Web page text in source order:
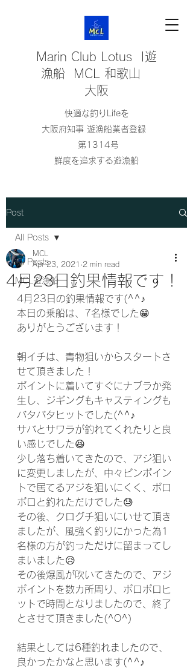
Marin Club Lotus |遊
漁船 MCL 和歌山
大阪
快適な釣りLifeを
大阪府知事 遊漁船業者登録
第1314号
鮮度を追求する遊漁船
Post
All Posts
MCL遊漁船
All Posts
4月23日釣果情報です！
MCL
Apr 23, 2021
2 min read
4月23日の釣果情報です(^^♪
本日の乗船は、7名様でした😁
ありがとうございます！
朝イチは、青物狙いからスタートさ
せて頂きました！
ポイントに着いてすぐにナブラか発
生し、ジギングもキャスティングも
バタバタヒットでした(^^♪
サバとサワラが釣れてくれたりと良
い感じでした😆
少し落ち着いてきたので、アジ狙い
に変更しましたが、中々ピンポイン
トで居てるアジを狙いにくく、ポロ
ポロと釣れただけでした😓
その後、クログチ狙いにいせて頂き
ましたが、風強く釣りにかった為1
名様の方が釣っただけに留まってし
まいました😥
その後爆風が吹いてきたので、アジ
ポイントを数カ所周り、ポロポロヒ
ットで時間となりましたので、終了
とさせて頂きました(^O^)
結果としては6種釣れましたので、
良かったかなと思います(^^♪